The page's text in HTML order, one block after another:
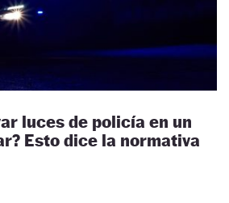
luces de policía en un
Esto dice la normativa